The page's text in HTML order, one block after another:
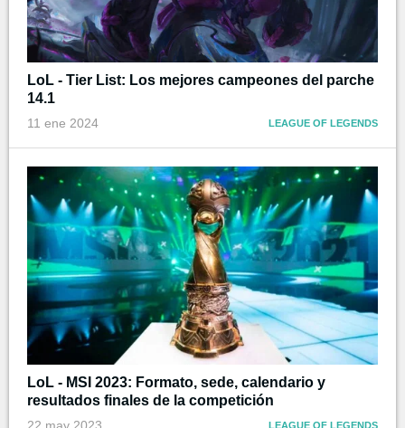
LoL - Tier List: Los mejores campeones del parche
14.1
11 ene 2024 LEAGUE OF LEGENDS
LoL - MSI 2023: Formato, sede, calendario y
resultados finales de la competición
22 may 2023 LEAGUE OF LEGENDS